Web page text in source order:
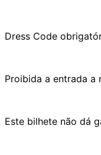
Dress Code
Proibida a entrada a
Este bilhete não dá